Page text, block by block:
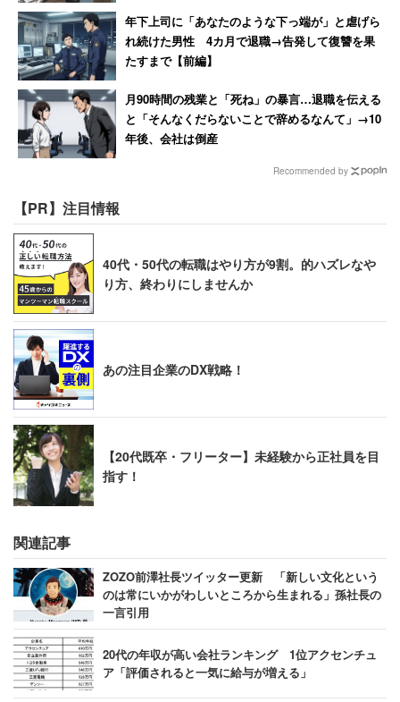
年下上司に「あなたのような下っ端が」と虐げら
れ続けた男性 4カ月で退職→告発して復讐を果
たすまで【前編】
月90時間の残業と「死ね」の暴言…退職を伝える
と「そんなくだらないことで辞めるなんて」→10
年後、会社は倒産
Recommended by
【PR】注目情報
40代・50代の転職はやり方が9割。的ハズレなや
り方、終わりにしませんか
あの注目企業のDX戦略！
【20代既卒・フリーター】未経験から正社員を目
指す！
関連記事
ZOZO前澤社長ツイッター更新 「新しい文化という
のは常にいかがわしいところから生まれる」孫社長の
一言引用
20代の年収が高い会社ランキング 1位アクセンチュ
ア「評価されると一気に給与が増える」